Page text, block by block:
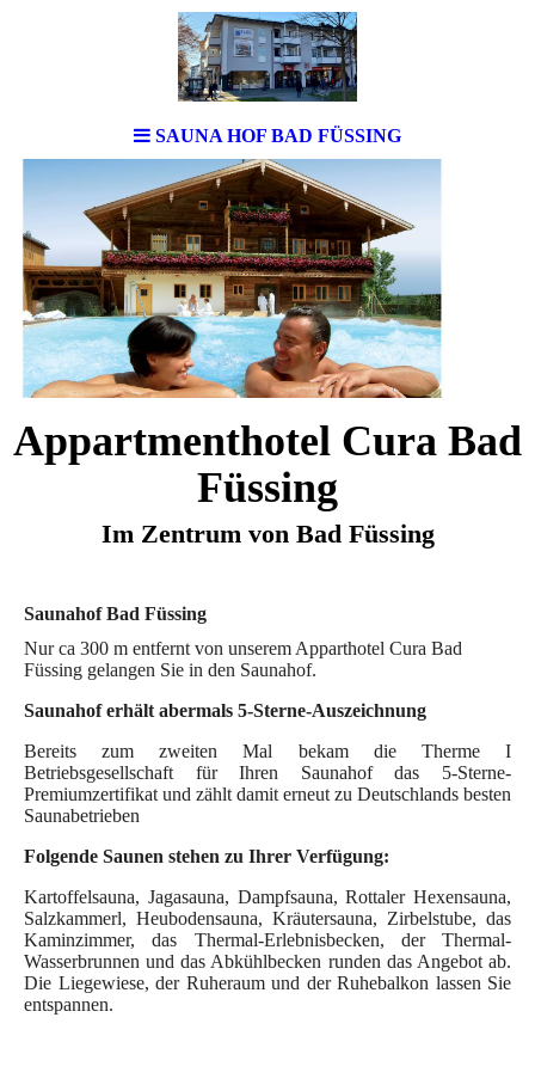
SAUNA HOF BAD FÜSSING
Appartmenthotel Cura Bad
Füssing
Im Zentrum von Bad Füssing
Saunahof Bad Füssing
Nur ca 300 m entfernt von unserem Apparthotel Cura Bad
Füssing gelangen Sie in den Saunahof.
Saunahof erhält abermals 5-Sterne-Auszeichnung
Bereits zum zweiten Mal bekam die Therme I
Betriebsgesellschaft für Ihren Saunahof das 5-Sterne-
Premiumzertifikat und zählt damit erneut zu Deutschlands besten
Saunabetrieben
Folgende Saunen stehen zu Ihrer Verfügung:
Kartoffelsauna, Jagasauna, Dampfsauna, Rottaler Hexensauna,
Salzkammerl, Heubodensauna, Kräutersauna, Zirbelstube, das
Kaminzimmer, das Thermal-Erlebnisbecken, der Thermal-
Wasserbrunnen und das Abkühlbecken runden das Angebot ab.
Die Liegewiese, der Ruheraum und der Ruhebalkon lassen Sie
entspannen.